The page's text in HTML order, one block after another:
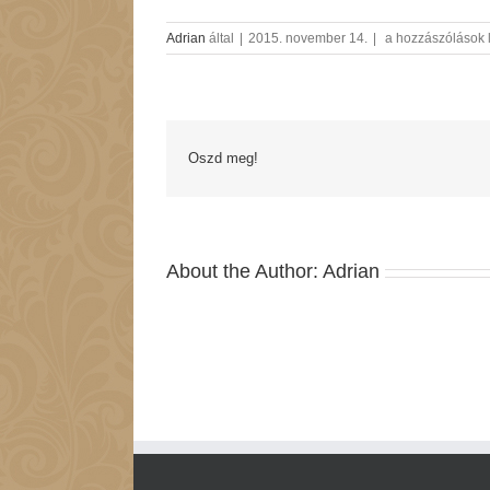
Adrian által 2015. november 14.
06
bejegyzéshez
a hozzászólások
Oszd meg!
About the Author: Adrian